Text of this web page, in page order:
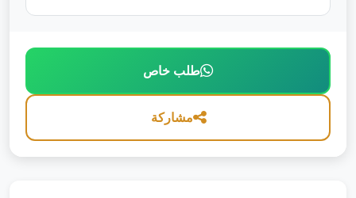
طلب خاص
مشاركة